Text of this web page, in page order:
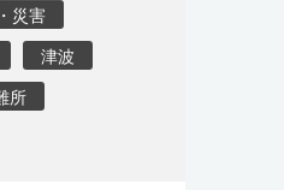
災害
津波
所